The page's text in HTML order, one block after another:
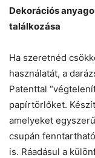
Dekorációs
találkozása
Ha szeretnéd
használatát, a
Patenttal
papírtörlőket.
amelyeket
csupán
is. Ráadásul a